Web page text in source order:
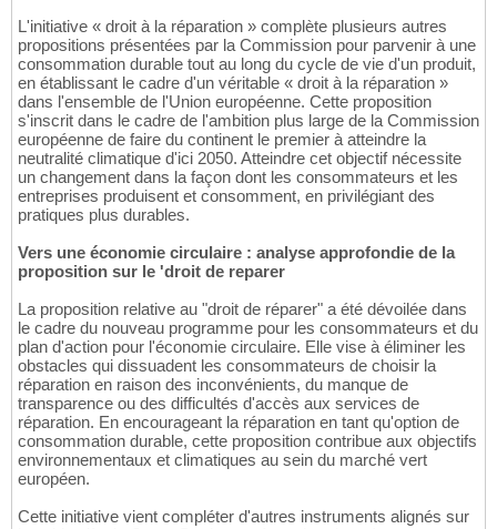
L'initiative « droit à la réparation » complète plusieurs autres
propositions présentées par la Commission pour parvenir à une
consommation durable tout au long du cycle de vie d'un produit,
en établissant le cadre d'un véritable « droit à la réparation »
dans l'ensemble de l'Union européenne. Cette proposition
s'inscrit dans le cadre de l'ambition plus large de la Commission
européenne de faire du continent le premier à atteindre la
neutralité climatique d'ici 2050. Atteindre cet objectif nécessite
un changement dans la façon dont les consommateurs et les
entreprises produisent et consomment, en privilégiant des
pratiques plus durables.
Vers une économie circulaire : analyse approfondie de la
proposition sur le 'droit de reparer
La proposition relative au "droit de réparer" a été dévoilée dans
le cadre du nouveau programme pour les consommateurs et du
plan d'action pour l'économie circulaire. Elle vise à éliminer les
obstacles qui dissuadent les consommateurs de choisir la
réparation en raison des inconvénients, du manque de
transparence ou des difficultés d'accès aux services de
réparation. En encourageant la réparation en tant qu'option de
consommation durable, cette proposition contribue aux objectifs
environnementaux et climatiques au sein du marché vert
européen.
Cette initiative vient compléter d'autres instruments alignés sur